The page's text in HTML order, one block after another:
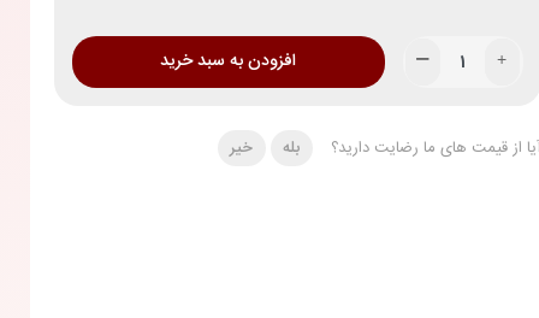
افزودن به سبد خرید
از قیمت های ما رضایت دارید؟ بله خیر